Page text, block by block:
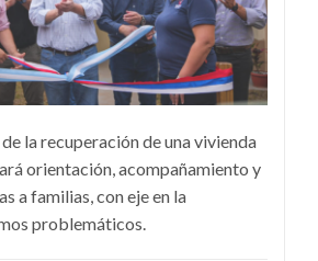
la recuperación de una vivienda
orientación, acompañamiento y
a familias, con eje en la
problemáticos.